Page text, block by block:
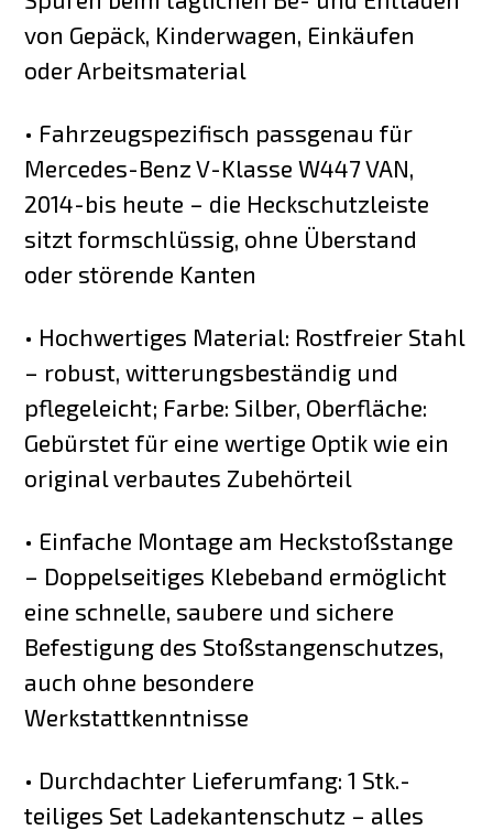
von Gepäck, Kinderwagen, Einkäufen
oder Arbeitsmaterial
• Fahrzeugspezifisch passgenau für
Mercedes-Benz V-Klasse W447 VAN,
2014-bis heute – die Heckschutzleiste
sitzt formschlüssig, ohne Überstand
oder störende Kanten
• Hochwertiges Material: Rostfreier Stahl
– robust, witterungsbeständig und
pflegeleicht; Farbe: Silber, Oberfläche:
Gebürstet für eine wertige Optik wie ein
original verbautes Zubehörteil
• Einfache Montage am Heckstoßstange
– Doppelseitiges Klebeband ermöglicht
eine schnelle, saubere und sichere
Befestigung des Stoßstangenschutzes,
auch ohne besondere
Werkstattkenntnisse
• Durchdachter Lieferumfang: 1 Stk.-
teiliges Set Ladekantenschutz – alles